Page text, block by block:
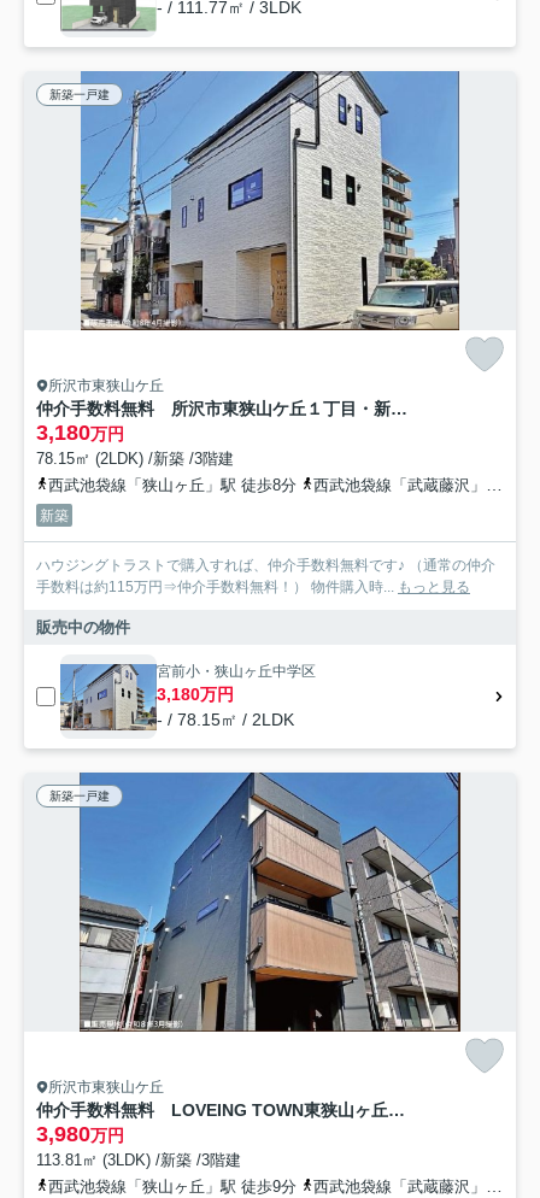
- / 111.77㎡ / 3LDK
新築一戸建
所沢市東狭山ケ丘
仲介手数料無料 所沢市東狭山ケ丘１丁目・新築全1棟
3,180万円
78.15㎡ (2LDK) /新築 /3階建
西武池袋線「狭山ヶ丘」駅 徒歩8分
西武池袋線「武蔵藤沢」駅 徒歩18分
新築
ハウジングトラストで購入すれば、仲介手数料無料です♪ （通常の仲介
手数料は約115万円⇒仲介手数料無料！） 物件購入時... もっと見る
販売中の物件
宮前小・狭山ヶ丘中学区
3,180万円
- / 78.15㎡ / 2LDK
新築一戸建
所沢市東狭山ケ丘
仲介手数料無料 LOVEING TOWN東狭山ヶ丘1丁目65・ 新築全1棟
3,980万円
113.81㎡ (3LDK) /新築 /3階建
西武池袋線「狭山ヶ丘」駅 徒歩9分
西武池袋線「武蔵藤沢」駅 徒歩15分